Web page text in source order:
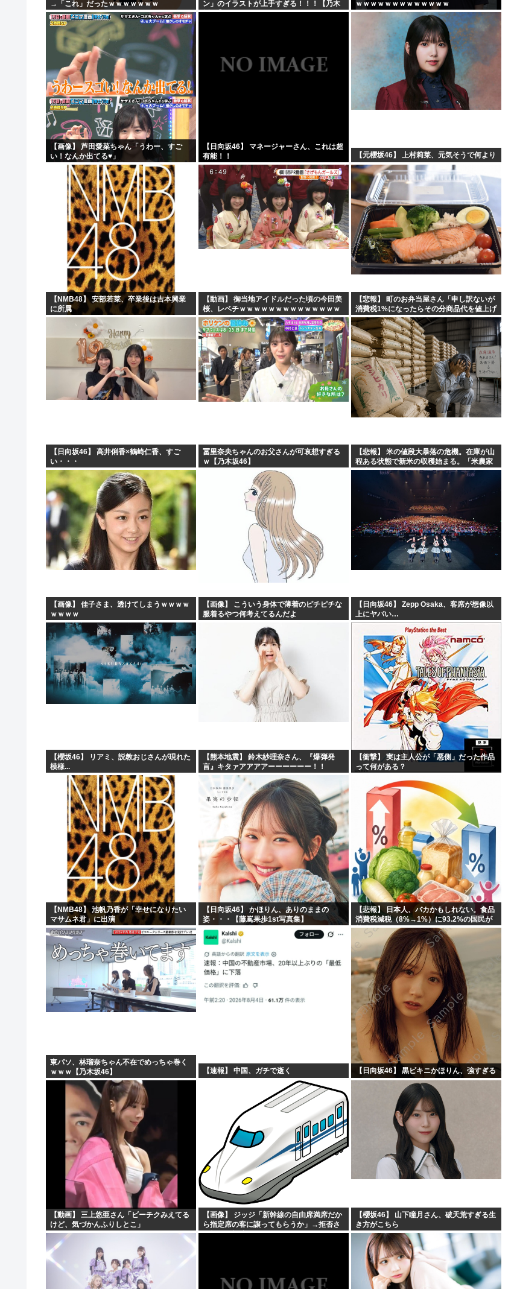
【画像あり】宇垣美里「学生時代は全然モテなかったです」⇒...
⚽インファンティーノ
→「これ」だったｗｗｗｗｗｗｗ
ン」のイラストが上手すぎる！！！【乃木
坂46】
ｗｗｗｗｗｗｗｗｗｗｗｗｗ
【画像】 芦田愛菜ちゃん「うわー、すご
い！なんか出てる♥」
【日向坂46】 マネージャーさん、これは超
有能！！
【元櫻坂46】 上村莉菜、元気そうで何より
【NMB48】 安部若菜、卒業後は吉本興業
に所属
【動画】 御当地アイドルだった頃の今田美
桜、レベチｗｗｗｗｗｗｗｗｗｗｗｗｗｗ
ｗｗｗｗ
【悲報】 町のお弁当屋さん「申し訳ないが
消費税1%になったらその分商品代を値上げ
するわ」
【日向坂46】 高井俐香×鶴崎仁香、すご
い・・・
冨里奈央ちゃんのお父さんが可哀想すぎる
ｗ【乃木坂46】
【悲報】 米の値段大暴落の危機。在庫が山
程ある状態で新米の収穫始まる。「米農家
が生活できない」
【画像】 佳子さま、透けてしまうｗｗｗｗ
ｗｗｗｗ
【画像】 こういう身体で薄着のピチピチな
服着るやつ何考えてるんだよ
【日向坂46】 Zepp Osaka、客席が想像以
上にヤバい…
【櫻坂46】 リアミ、説教おじさんが現れた
模様...
【熊本地震】 鈴木紗理奈さん、『爆弾発
言』キタァアアアアーーーーーー！！
【衝撃】 実は主人公が「悪側」だった作品
って何がある？
【NMB48】 池帆乃香が「幸せになりたい
マサムネ君」に出演
【日向坂46】 かほりん、ありのままの
姿・・・【藤嶌果歩1st写真集】
【悲報】 日本人、バカかもしれない。食品
消費税減税（8%→1%）に93.2%の国民が
賛成してしまう
東パソ、林瑠奈ちゃん不在でめっちゃ巻く
ｗｗｗ【乃木坂46】
【速報】 中国、ガチで逝く 【日向坂46】 黒ビキニかほりん、強すぎる
【動画】 三上悠亜さん「ビーチクみえてる
けど、気づかんふりしとこ」
【画像】 ジッジ「新幹線の自由席満席だか
ら指定席の客に譲ってもらうか」→拒否さ
れ怒りの投稿ｗｗｗ
【櫻坂46】 山下瞳月さん、破天荒すぎる生
き方がこちら